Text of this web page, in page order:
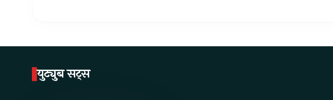
युट्युब सट्स